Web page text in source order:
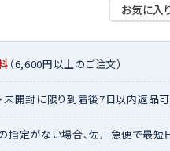
お気に入
（6,600円以上のご注文）
未開封に限り到着後7日以内返品可
指定がない場合、佐川急便で最短